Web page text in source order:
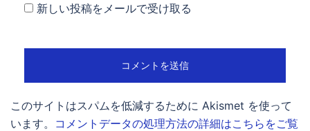
新しい投稿をメールで受け取る
このサイトはスパムを低減するために Akismet を使って
います。 コメントデータの処理方法の詳細はこちらをご覧